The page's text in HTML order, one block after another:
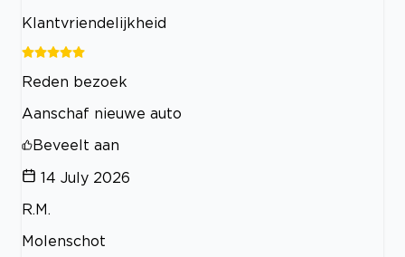
Klantvriendelijkheid
Reden bezoek
Aanschaf nieuwe auto
Beveelt aan
14 July 2026
R.M.
Molenschot